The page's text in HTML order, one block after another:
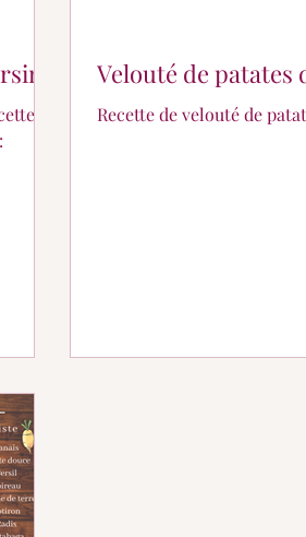
de
Velouté de patates
Recette de velouté de